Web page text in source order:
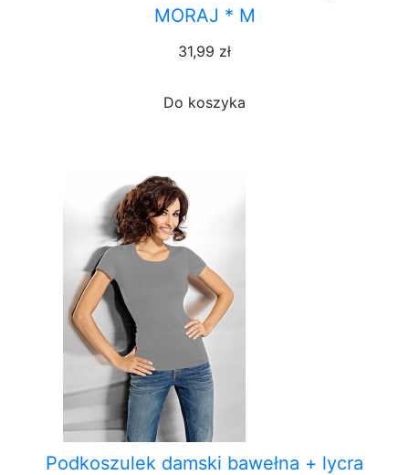
MORAJ * M
31,99 zł
Do koszyka
Podkoszulek damski bawełna + lycra